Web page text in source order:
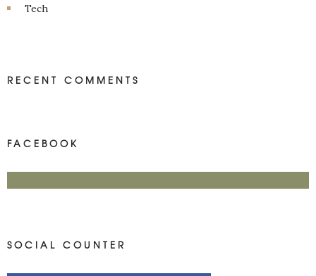
Tech
RECENT COMMENTS
FACEBOOK
SOCIAL COUNTER